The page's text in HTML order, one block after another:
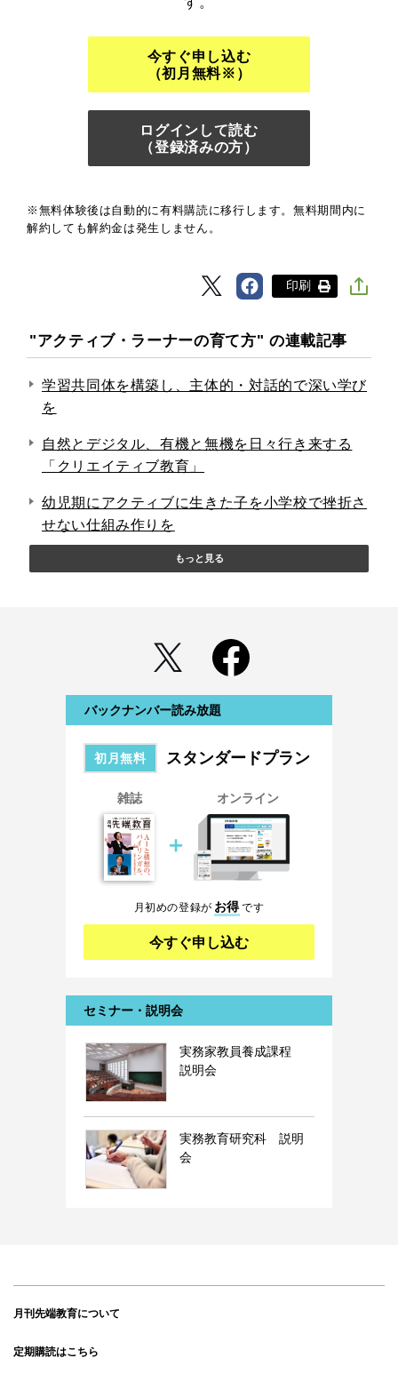
今すぐ申し込む
（初月無料※）
ログインして読む
（登録済みの方）
※無料体験後は自動的に有料購読に移行します。無料期間内に
解約しても解約金は発生しません。
印刷
"アクティブ・ラーナーの育て方" の連載記事
学習共同体を構築し、主体的・対話的で深い学び
を
自然とデジタル、有機と無機を日々行き来する
「クリエイティブ教育」
幼児期にアクティブに生きた子を小学校で挫折さ
せない仕組み作りを
もっと見る
バックナンバー読み放題
初月無料 スタンダードプラン
雑誌
＋
オンライン
月初めの登録が お得です
今すぐ申し込む
セミナー・説明会
実務家教員養成課程
説明会
実務教育研究科 説明
会
月刊先端教育について
定期購読はこちら